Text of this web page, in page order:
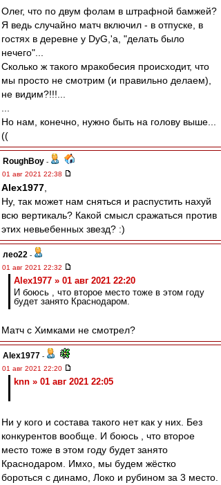
Олег, что по двум фолам в штрафной бамжей?
Я ведь случайно матч включил - в отпуске, в
гостях в деревне у DyG,'а, "делать было
нечего"...
Сколько ж такого мракобесия происходит, что
мы просто не смотрим (и правильно делаем),
не видим?!!!...
Но нам, конечно, нужно быть на голову выше...
((
RoughBoy -
01 авг 2021 22:38
Alex1977
Ну, так может нам сняться и распустить нахуй
всю вертикаль? Какой смысл сражаться против
этих невьебенных звезд? :)
лео22 -
01 авг 2021 22:32
Alex1977 » 01 авг 2021 22:20
И боюсь , что второе место тоже в этом году
будет занято Краснодаром.
Матч с Химками не смотрел?
Alex1977 -
01 авг 2021 22:20
knn » 01 авг 2021 22:05
Ни у кого и состава такого нет как у них. Без
конкурентов вообще. И боюсь , что второе
место тоже в этом году будет занято
Краснодаром. Имхо, мы будем жёстко
бороться с динамо, Локо и рубином за 3 место.